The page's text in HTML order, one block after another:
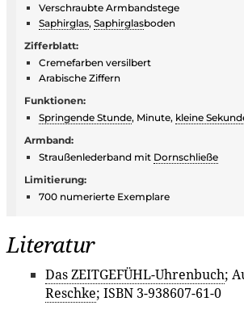
Verschraubte Armbandstege
Saphirglas, Saphirglasboden
Zifferblatt:
Cremefarben versilbert
Arabische Ziffern
Funktionen:
Springende Stunde, Minute, kleine
Armband:
Straußenlederband mit Dornschließe
Limitierung:
700 numerierte Exemplare
Literatur
Das ZEITGEFÜHL-Uhrenbuch;
Reschke; ISBN 3-938607-61-0